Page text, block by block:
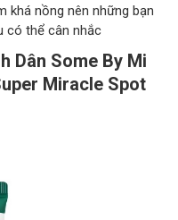
khá nồng nên những bạn
có thể cân nhắc
Dân Some By Mi
Miracle Spot